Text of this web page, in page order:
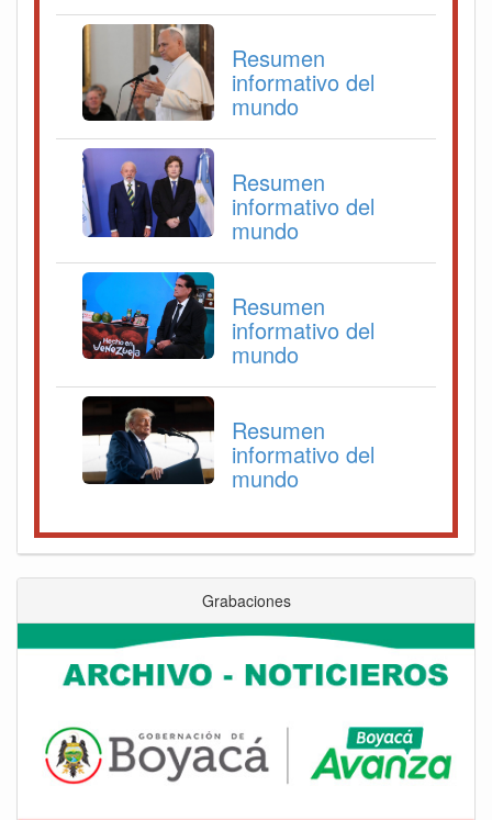
Resumen
informativo del
mundo
Resumen
informativo del
mundo
Resumen
informativo del
mundo
Resumen
informativo del
mundo
Grabaciones